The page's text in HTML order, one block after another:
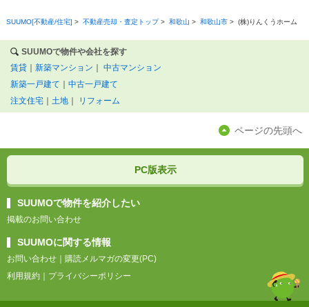
SUUMO[不動産/住宅] > 不動産売却・査定トップ> 和歌山 > 和歌山市 > (株)りんくうホーム
SUUMOで物件や会社を探す
賃貸 ｜ 新築マンション ｜ 中古マンション
新築一戸建て ｜ 中古一戸建て
注文住宅 ｜ 土地 ｜ リフォーム
ページの先頭へ
PC版表示
SUUMOで物件を紹介したい
掲載のお問い合わせ
SUUMOに関する情報
お問い合わせ ｜ 購読メルマガの変更(PC)
利用規約 ｜ プライバシーポリシー